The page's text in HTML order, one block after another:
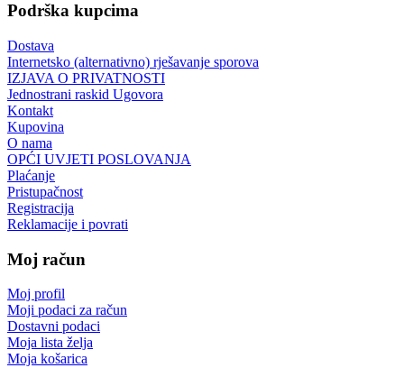
Podrška kupcima
Dostava
Internetsko (alternativno) rješavanje sporova
IZJAVA O PRIVATNOSTI
Jednostrani raskid Ugovora
Kontakt
Kupovina
O nama
OPĆI UVJETI POSLOVANJA
Plaćanje
Pristupačnost
Registracija
Reklamacije i povrati
Moj račun
Moj profil
Moji podaci za račun
Dostavni podaci
Moja lista želja
Moja košarica